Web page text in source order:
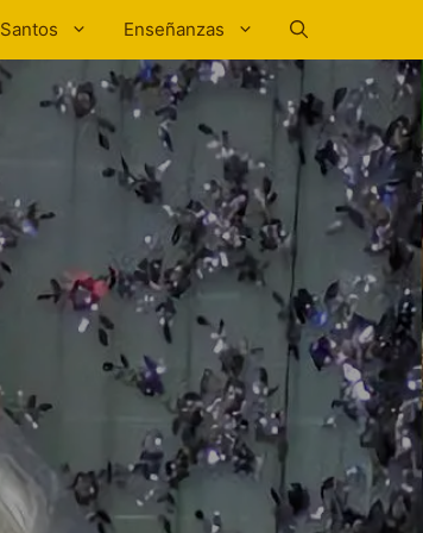
Santos Enseñanzas